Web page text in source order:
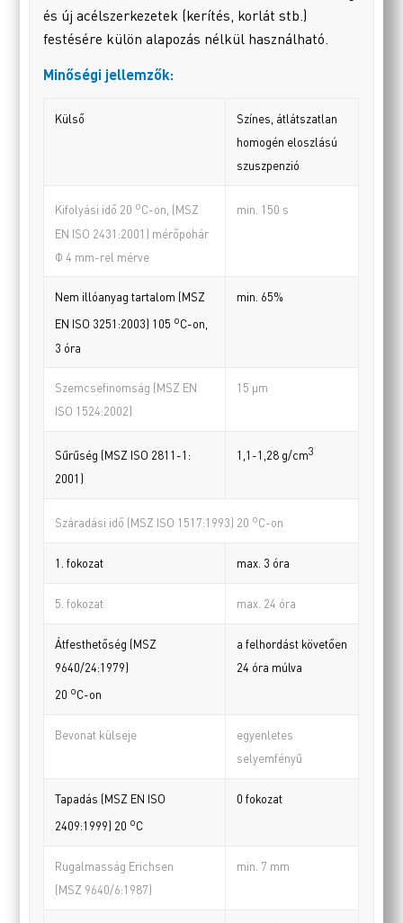
és új acélszerkezetek (kerítés, korlát stb.)
festésére külön alapozás nélkül használható.
Minőségi jellemzők:
Külső
Színes, átlátszatlan
homogén eloszlású
szuszpenzió
Kifolyási idő 20 oC-on, (MSZ
EN ISO 2431:2001) mérőpohár
Φ 4 mm-rel mérve
min. 150 s
Nem illóanyag tartalom (MSZ
EN ISO 3251:2003) 105 oC-on,
3 óra
min. 65%
Szemcsefinomság (MSZ EN
ISO 1524:2002)
15 µm
Sűrűség (MSZ ISO 2811-1:
2001)
1,1-1,28 g/cm3
Száradási idő (MSZ ISO 1517:1993) 20 oC-on
1. fokozat max. 3 óra
5. fokozat max. 24 óra
Átfesthetőség (MSZ
9640/24:1979)
20 oC-on
a felhordást követően
24 óra múlva
Bevonat külseje
egyenletes
selyemfényű
Tapadás (MSZ EN ISO
2409:1999) 20 oC
0 fokozat
Rugalmasság Erichsen
(MSZ 9640/6:1987)
min. 7 mm